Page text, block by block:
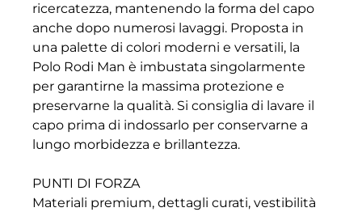
ricercatezza, mantenendo la forma del capo
anche dopo numerosi lavaggi. Proposta in
una palette di colori moderni e versatili, la
Polo Rodi Man è imbustata singolarmente
per garantirne la massima protezione e
preservarne la qualità. Si consiglia di lavare il
capo prima di indossarlo per conservarne a
lungo morbidezza e brillantezza.
PUNTI DI FORZA
Materiali premium, dettagli curati, vestibilità